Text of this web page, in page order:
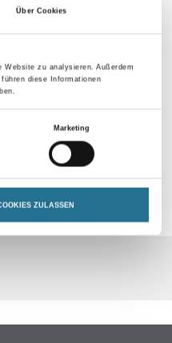
Über Cookies
zu analysieren. Außerdem
diese Informationen
Marketing
ZULASSEN
SPEZIFIKATIONEN